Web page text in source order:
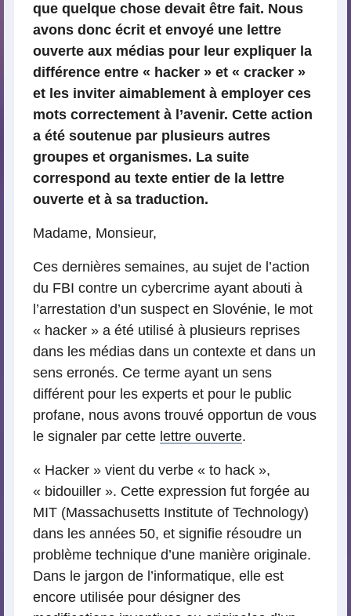
que quelque chose devait être fait. Nous
avons donc écrit et envoyé une lettre
ouverte aux médias pour leur expliquer la
différence entre « hacker » et « cracker »
et les inviter aimablement à employer ces
mots correctement à l’avenir. Cette action
a été soutenue par plusieurs autres
groupes et organismes. La suite
correspond au texte entier de la lettre
ouverte et à sa traduction.
Madame, Monsieur,
Ces dernières semaines, au sujet de l’action
du FBI contre un cybercrime ayant abouti à
l’arrestation d’un suspect en Slovénie, le mot
« hacker » a été utilisé à plusieurs reprises
dans les médias dans un contexte et dans un
sens erronés. Ce terme ayant un sens
différent pour les experts et pour le public
profane, nous avons trouvé opportun de vous
le signaler par cette lettre ouverte.
« Hacker » vient du verbe « to hack »,
« bidouiller ». Cette expression fut forgée au
MIT (Massachusetts Institute of Technology)
dans les années 50, et signifie résoudre un
problème technique d’une manière originale.
Dans le jargon de l’informatique, elle est
encore utilisée pour désigner des